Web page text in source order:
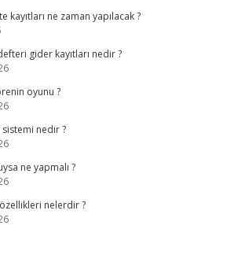
kayıtları ne zaman yapılacak ?
gider kayıtları nedir ?
oyunu ?
nedir ?
ne yapmalı ?
özellikleri nelerdir ?